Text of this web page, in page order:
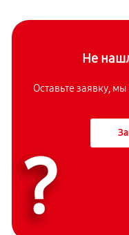
Не
Оставьте заявку,
?